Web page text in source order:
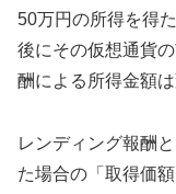
50万円の所得を得
後にその仮想通貨
酬による所得金額は
レンディング報酬
た場合の「取得価